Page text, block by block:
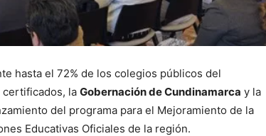
hasta el 72% de los colegios públicos del
la Gobernación de Cundinamarca y la
del programa para el Mejoramiento de la
Educativas Oficiales de la región.